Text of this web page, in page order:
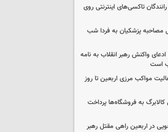
تاکسی‌های اینترنتی روی
پزشکیان به فردا شب
ادعای واکنش رهبر انقلاب به نامه
است
مواکب مرزی اربعین تا روز
به فروشگاه‌ها پرداخت
در اربعین راهی مقتل رهبر